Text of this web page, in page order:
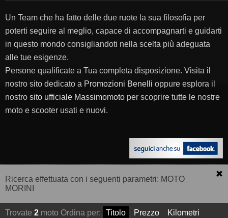
Un Team che ha fatto delle due ruote la sua filosofia per
poterti seguire al meglio, capace di accompagnarti e guidarti
in questo mondo consigliandoti nella scelta più adeguata
alle tue esigenze.
Persone qualificate a Tua completa disposizione. Visita il
nostro sito dedicato a Promozioni Benelli oppure esplora il
nostro sito ufficiale Massimomoto per scoprire tutte le nostre
moto e scooter usati e nuovi.
Ricerca effettuata con i seguenti parametri: MOTO
MORINI
Trovate 2 moto Ordina per: Titolo Prezzo Kilometri